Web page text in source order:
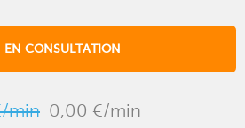
EN CONSULTATION
min 0,00 €/min